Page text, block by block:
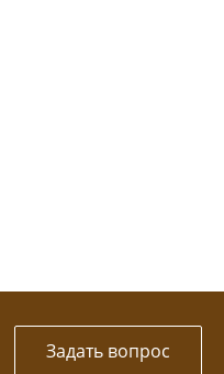
Задать вопрос